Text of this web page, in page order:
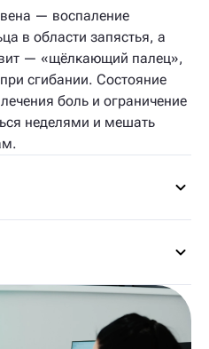
— воспаление
в области запястья, а
— «щёлкающий палец»,
сгибании. Состояние
боль и ограничение
неделями и мешать